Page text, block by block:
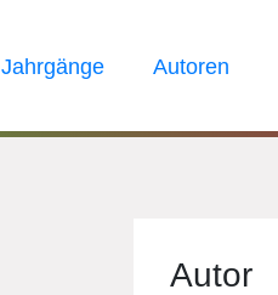
Jahrgänge Autoren
Autor